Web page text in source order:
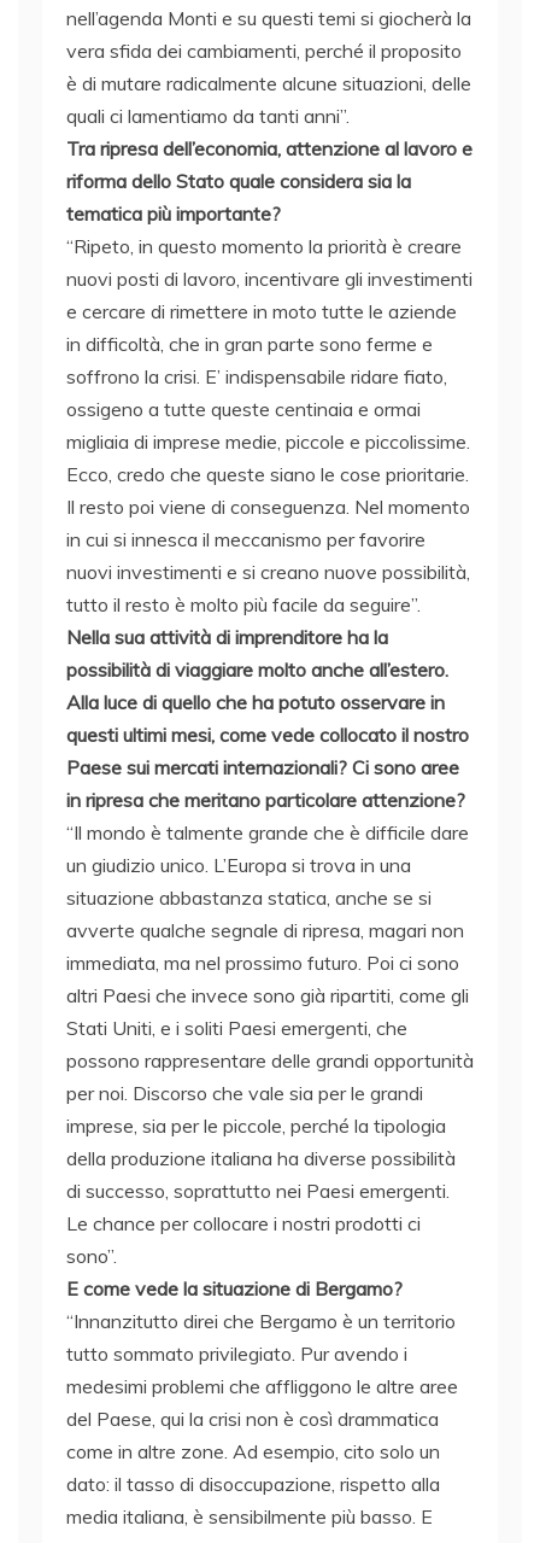
nell’agenda Monti e su questi temi si giocherà la
vera sfida dei cambiamenti, perché il proposito
è di mutare radicalmente alcune situazioni, delle
quali ci lamentiamo da tanti anni”.
Tra ripresa dell’economia, attenzione al lavoro e
riforma dello Stato quale considera sia la
tematica più importante?
“Ripeto, in questo momento la priorità è creare
nuovi posti di lavoro, incentivare gli investimenti
e cercare di rimettere in moto tutte le aziende
in difficoltà, che in gran parte sono ferme e
soffrono la crisi. E’ indispensabile ridare fiato,
ossigeno a tutte queste centinaia e ormai
migliaia di imprese medie, piccole e piccolissime.
Ecco, credo che queste siano le cose prioritarie.
Il resto poi viene di conseguenza. Nel momento
in cui si innesca il meccanismo per favorire
nuovi investimenti e si creano nuove possibilità,
tutto il resto è molto più facile da seguire”.
Nella sua attività di imprenditore ha la
possibilità di viaggiare molto anche all’estero.
Alla luce di quello che ha potuto osservare in
questi ultimi mesi, come vede collocato il nostro
Paese sui mercati internazionali? Ci sono aree
in ripresa che meritano particolare attenzione?
“Il mondo è talmente grande che è difficile dare
un giudizio unico. L’Europa si trova in una
situazione abbastanza statica, anche se si
avverte qualche segnale di ripresa, magari non
immediata, ma nel prossimo futuro. Poi ci sono
altri Paesi che invece sono già ripartiti, come gli
Stati Uniti, e i soliti Paesi emergenti, che
possono rappresentare delle grandi opportunità
per noi. Discorso che vale sia per le grandi
imprese, sia per le piccole, perché la tipologia
della produzione italiana ha diverse possibilità
di successo, soprattutto nei Paesi emergenti.
Le chance per collocare i nostri prodotti ci
sono”.
E come vede la situazione di Bergamo?
“Innanzitutto direi che Bergamo è un territorio
tutto sommato privilegiato. Pur avendo i
medesimi problemi che affliggono le altre aree
del Paese, qui la crisi non è così drammatica
come in altre zone. Ad esempio, cito solo un
dato: il tasso di disoccupazione, rispetto alla
media italiana, è sensibilmente più basso. E